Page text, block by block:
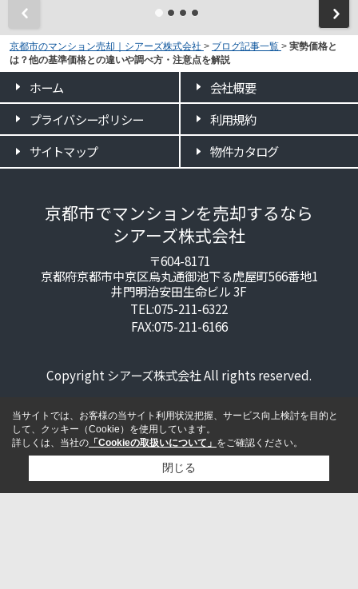
京都市のマンション売却｜シアーズ株式会社 > ブログ記事一覧 > 実勢価格と
は？他の基準価格との違いや調べ方・注意点を解説
ホーム
会社概要
プライバシーポリシー
利用規約
サイトマップ
物件カタログ
京都市でマンションを売却するなら
シアーズ株式会社
〒604-8171
京都府京都市中京区烏丸通御池下る虎屋町566番地1
井門明治安田生命ビル 3F
TEL:075-211-6322
FAX:075-211-6166
Copyright シアーズ株式会社 All rights reserved.
当サイトでは、お客様の当サイト利用状況把握、サービス向上検討を目的と
して、クッキー（Cookie）を使用しています。
詳しくは、当社の 「Cookieの取扱いについて」 をご確認ください。
閉じる